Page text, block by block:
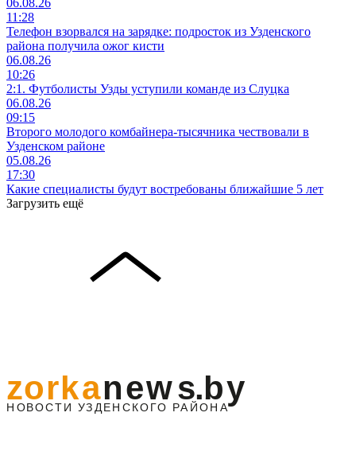
11:28
Телефон взорвался на зарядке: подросток из Узденского
района получила ожог кисти
06.08.26
10:26
2:1. Футболисты Узды уступили команде из Слуцка
06.08.26
09:15
Второго молодого комбайнера-тысячника чествовали в
Узденском районе
05.08.26
17:30
Какие специалисты будут востребованы ближайшие 5 лет
Загрузить ещё